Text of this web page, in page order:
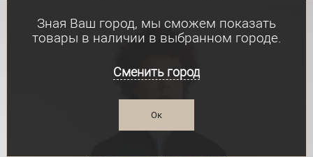
Зная Ваш город, мы сможем показать
товары в наличии в выбранном городе.
Сменить город
Ок